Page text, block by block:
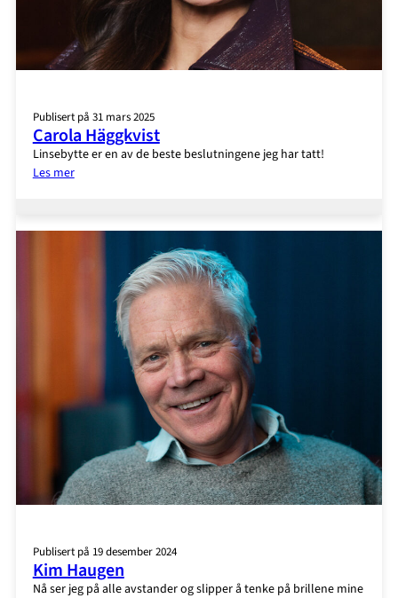
Publisert på 31 mars 2025
Carola Häggkvist
Linsebytte er en av de beste beslutningene jeg har tatt!
Les mer:
Publisert på 19 desember 2024
Kim Haugen
Nå ser jeg på alle avstander og slipper å tenke på brillene mine